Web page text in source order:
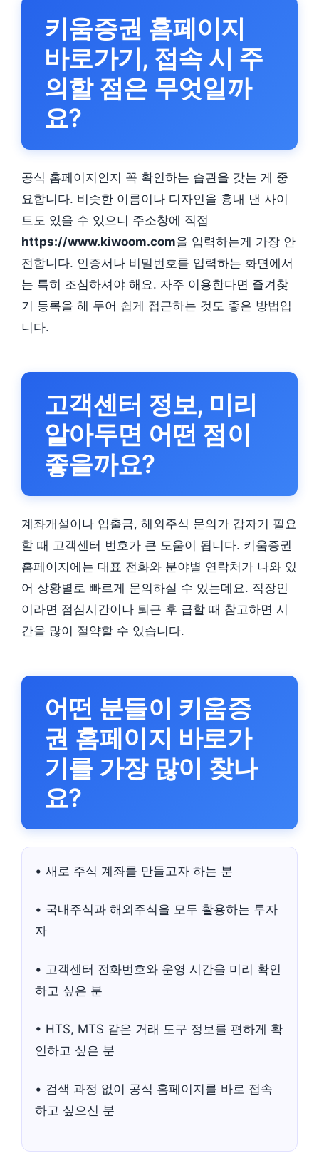
키움증권 홈페이지
바로가기, 접속 시 주
의할 점은 무엇일까
요?
공식 홈페이지인지 꼭 확인하는 습관을 갖는 게 중
요합니다. 비슷한 이름이나 디자인을 흉내 낸 사이
트도 있을 수 있으니 주소창에 직접
https://www.kiwoom.com을 입력하는게 가장 안
전합니다. 인증서나 비밀번호를 입력하는 화면에서
는 특히 조심하셔야 해요. 자주 이용한다면 즐겨찾
기 등록을 해 두어 쉽게 접근하는 것도 좋은 방법입
니다.
고객센터 정보, 미리
알아두면 어떤 점이
좋을까요?
계좌개설이나 입출금, 해외주식 문의가 갑자기 필요
할 때 고객센터 번호가 큰 도움이 됩니다. 키움증권
홈페이지에는 대표 전화와 분야별 연락처가 나와 있
어 상황별로 빠르게 문의하실 수 있는데요. 직장인
이라면 점심시간이나 퇴근 후 급할 때 참고하면 시
간을 많이 절약할 수 있습니다.
어떤 분들이 키움증
권 홈페이지 바로가
기를 가장 많이 찾나
요?
• 새로 주식 계좌를 만들고자 하는 분
• 국내주식과 해외주식을 모두 활용하는 투자
자
• 고객센터 전화번호와 운영 시간을 미리 확인
하고 싶은 분
• HTS, MTS 같은 거래 도구 정보를 편하게 확
인하고 싶은 분
• 검색 과정 없이 공식 홈페이지를 바로 접속
하고 싶으신 분